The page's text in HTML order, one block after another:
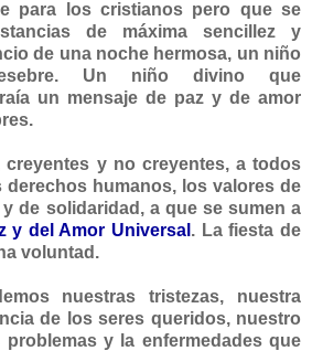
para los cristianos pero que se
de máxima sencillez y
de una noche hermosa, un niño
Un niño divino que
un mensaje de paz y de amor
creyentes y no creyentes, a todos
derechos humanos, los valores de
de solidaridad, a que se sumen a
y del Amor Universal . La fiesta de
voluntad.
nuestras tristezas, nuestra
de los seres queridos, nuestro
y la enfermedades que